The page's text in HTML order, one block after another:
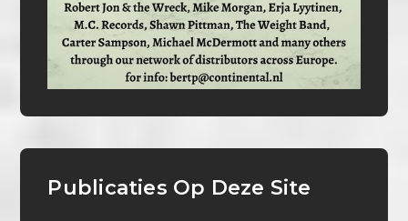
Publicaties Op Deze Site